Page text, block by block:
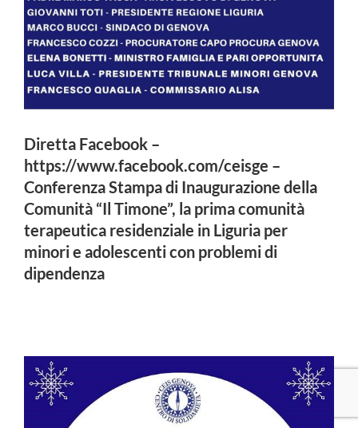
Diretta Facebook –
https://www.facebook.com/ceisge –
Conferenza Stampa di Inaugurazione della
Comunità “Il Timone”, la prima comunità
terapeutica residenziale in Liguria per
minori e adolescenti con problemi di
dipendenza